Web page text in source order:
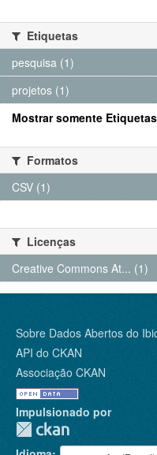
Etiquetas
pesquisa (1)
projetos (1)
Mostrar somente
Formatos
CSV (1)
Licenças
Creative Commons At... (1)
Sobre Dados Abertos do
API do CKAN
Associação CKAN
Impulsionado por